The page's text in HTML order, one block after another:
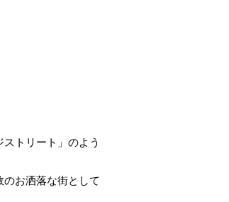
トリート」のよう
お洒落な街として